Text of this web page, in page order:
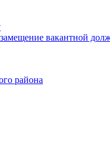
вакантной
района